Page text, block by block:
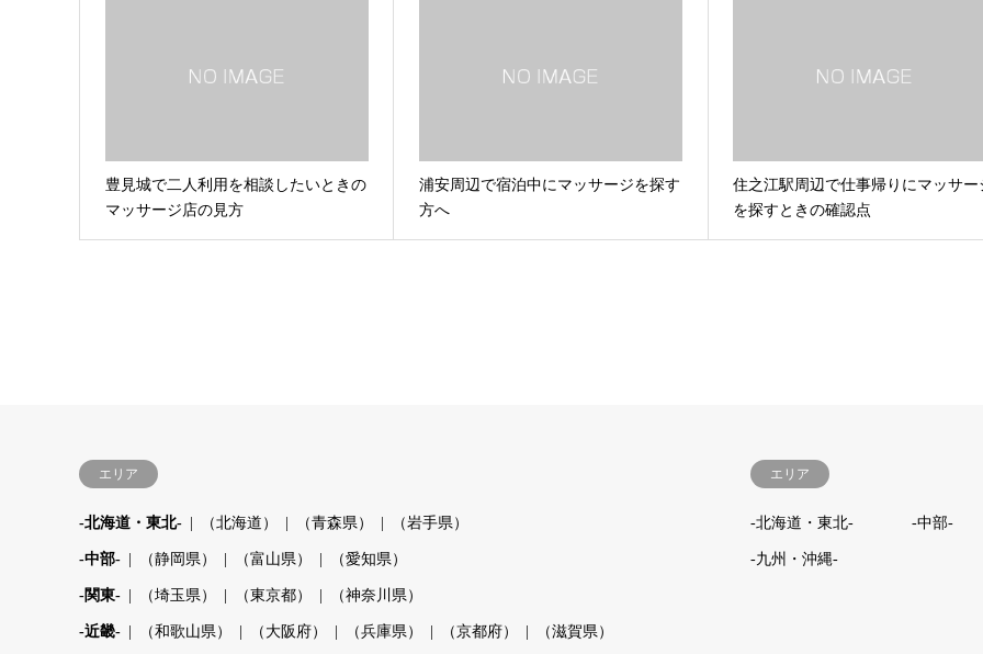
豊見城で二人利用を相談したいときの
マッサージ店の見方
浦安周辺で宿泊中にマッサージを探す
方へ
住之江駅周辺で仕事帰りにマッサー
を探すときの確認点
エリア
-北海道・東北- （北海道） （青森県） （岩手県）
-中部- （静岡県） （富山県） （愛知県）
-関東- （埼玉県） （東京都） （神奈川県）
-近畿- （和歌山県） （大阪府） （兵庫県） （京都府） （滋賀県）
エリア
-北海道・東北- -中部-
-九州・沖縄-